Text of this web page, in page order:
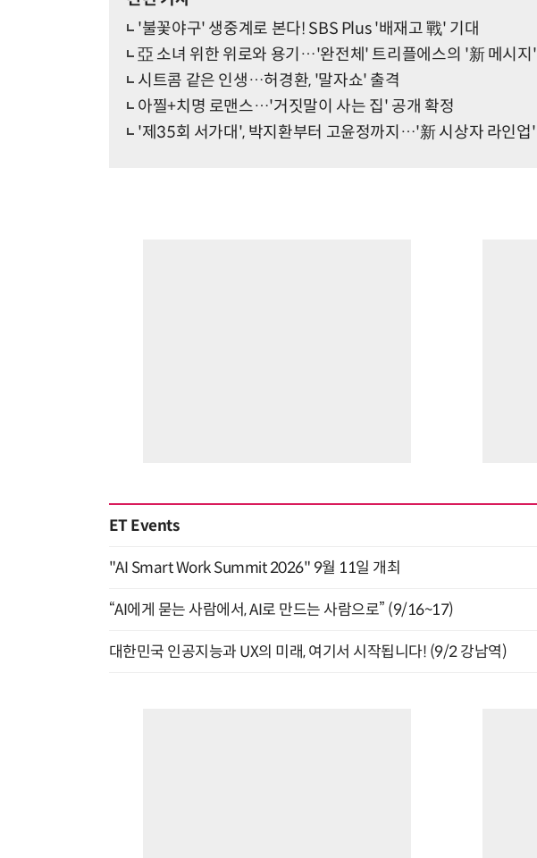
'불꽃야구' 생중계로 본다! SBS Plus '배재고 戰' 기대
亞 소녀 위한 위로와 용기…'완전체' 트리플에스의 '新 메시지'
시트콤 같은 인생…허경환, '말자쇼' 출격
아찔+치명 로맨스…'거짓말이 사는 집' 공개 확정
'제35회 서가대', 박지환부터 고윤정까지…'新 시상자 라인업'
ET Events
"AI Smart Work Summit 2026" 9월 11일 개최
“AI에게 묻는 사람에서, AI로 만드는 사람으로” (9/16~17)
대한민국 인공지능과 UX의 미래, 여기서 시작됩니다! (9/2 강남역)